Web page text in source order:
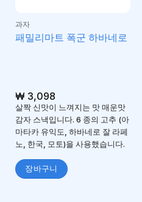
과자
패밀리마트 폭군 하바네로
₩3,098
살짝 신맛이 느껴지는 맛 매운맛
감자 스낵입니다. 6 종의 고추 (아
마타카 유익도, 하바네로 잘 라페
노, 한국, 모토)을 사용했습니다.
장바구니